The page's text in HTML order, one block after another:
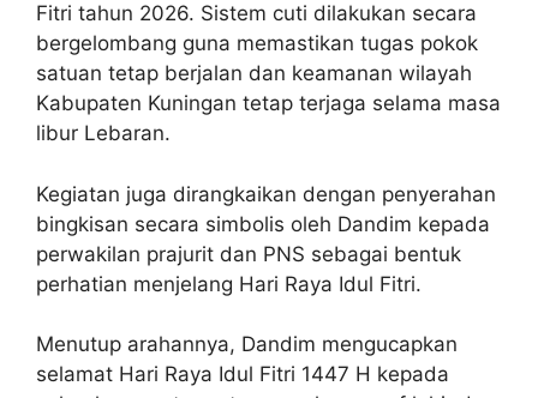
Fitri tahun 2026. Sistem cuti dilakukan secara
bergelombang guna memastikan tugas pokok
satuan tetap berjalan dan keamanan wilayah
Kabupaten Kuningan tetap terjaga selama masa
libur Lebaran.
Kegiatan juga dirangkaikan dengan penyerahan
bingkisan secara simbolis oleh Dandim kepada
perwakilan prajurit dan PNS sebagai bentuk
perhatian menjelang Hari Raya Idul Fitri.
Menutup arahannya, Dandim mengucapkan
selamat Hari Raya Idul Fitri 1447 H kepada